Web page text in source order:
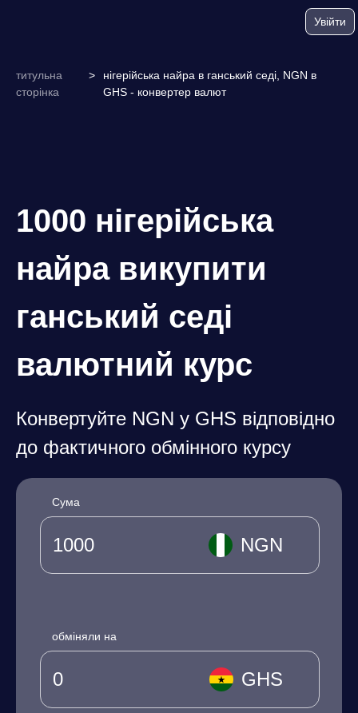
Увійти
титульна
сторінка
>
нігерійська найра в ганський седі, NGN в
GHS - конвертер валют
1000 нігерійська
найра викупити
ганський седі
валютний курс
Конвертуйте NGN у GHS відповідно
до фактичного обмінного курсу
Сума
NGN
обміняли на
GHS